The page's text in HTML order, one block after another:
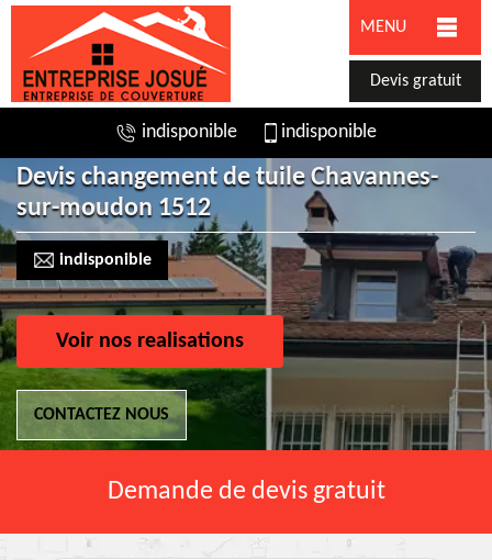
MENU
Devis gratuit
indisponible indisponible
Devis changement de tuile Chavannes-
sur-moudon 1512
indisponible
Voir nos realisations
CONTACTEZ NOUS
Demande de devis gratuit